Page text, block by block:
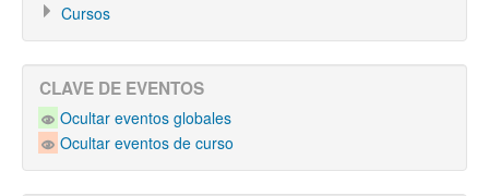
Cursos
CLAVE DE EVENTOS
Ocultar eventos globales
Ocultar eventos de curso